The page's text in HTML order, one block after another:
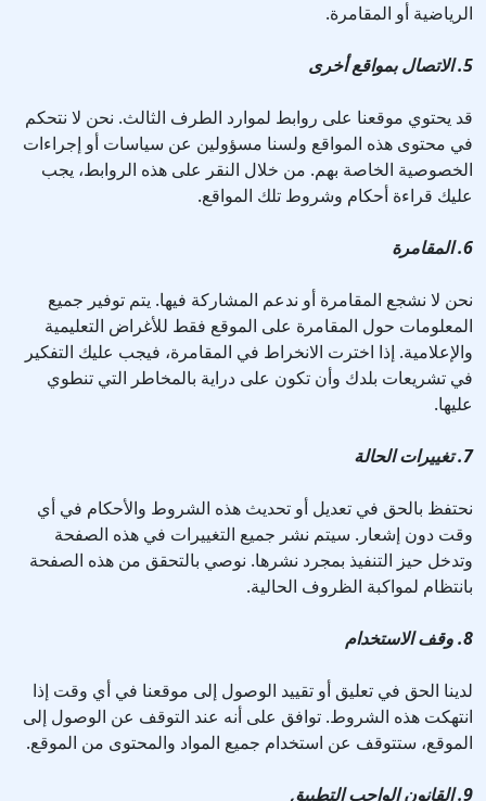
الرياضية أو المقامرة.
5. الاتصال بمواقع أخرى
قد يحتوي موقعنا على روابط لموارد الطرف الثالث. نحن لا نتحكم
في محتوى هذه المواقع ولسنا مسؤولين عن سياسات أو إجراءات
الخصوصية الخاصة بهم. من خلال النقر على هذه الروابط، يجب
عليك قراءة أحكام وشروط تلك المواقع.
6. المقامرة
نحن لا نشجع المقامرة أو ندعم المشاركة فيها. يتم توفير جميع
المعلومات حول المقامرة على الموقع فقط للأغراض التعليمية
والإعلامية. إذا اخترت الانخراط في المقامرة، فيجب عليك التفكير
في تشريعات بلدك وأن تكون على دراية بالمخاطر التي تنطوي
عليها.
7. تغييرات الحالة
نحتفظ بالحق في تعديل أو تحديث هذه الشروط والأحكام في أي
وقت دون إشعار. سيتم نشر جميع التغييرات في هذه الصفحة
وتدخل حيز التنفيذ بمجرد نشرها. نوصي بالتحقق من هذه الصفحة
بانتظام لمواكبة الظروف الحالية.
8. وقف الاستخدام
لدينا الحق في تعليق أو تقييد الوصول إلى موقعنا في أي وقت إذا
انتهكت هذه الشروط. توافق على أنه عند التوقف عن الوصول إلى
الموقع، ستتوقف عن استخدام جميع المواد والمحتوى من الموقع.
9. القانون الواجب التطبيق